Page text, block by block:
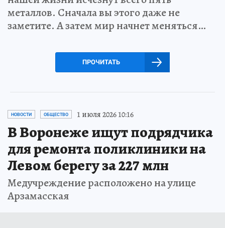
металлов. Сначала вы этого даже не
заметите. А затем мир начнет меняться…
ПРОЧИТАТЬ
НОВОСТИ ОБЩЕСТВО 1 июля 2026 10:16
В Воронеже ищут подрядчика
для ремонта поликлиники на
Левом берегу за 227 млн
Медучреждение расположено на улице
Арзамасская